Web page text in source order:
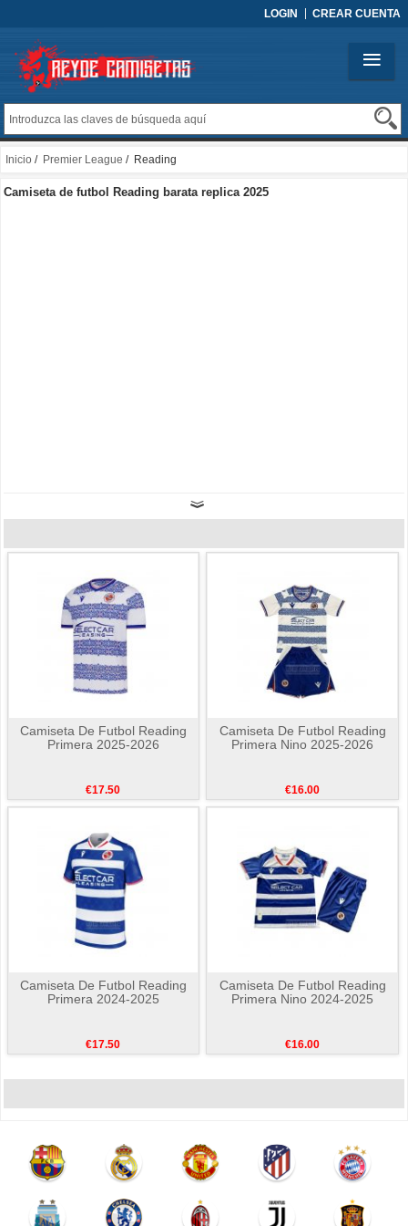
LOGIN CREAR CUENTA
Inicio / Premier League / Reading
Camiseta de futbol Reading barata replica 2025
Camiseta De Futbol Reading
Primera 2025-2026
€17.50
Camiseta De Futbol Reading
Primera Nino 2025-2026
€16.00
Camiseta De Futbol Reading
Primera 2024-2025
€17.50
Camiseta De Futbol Reading
Primera Nino 2024-2025
€16.00